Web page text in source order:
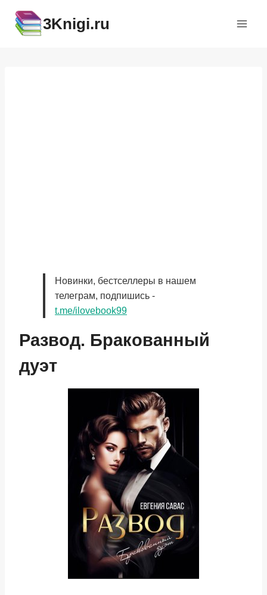
содержимому
3Knigi.ru
Новинки, бестселлеры в нашем
телеграм, подпишись -
t.me/ilovebook99
Развод. Бракованный
дуэт